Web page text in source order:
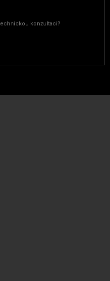
konzultaci?